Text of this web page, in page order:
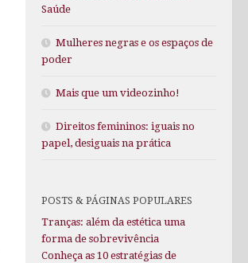
Saúde
Mulheres negras e os espaços de
poder
Mais que um videozinho!
Direitos femininos: iguais no
papel, desiguais na prática
POSTS & PÁGINAS POPULARES
Tranças: além da estética uma
forma de sobrevivência
Conheça as 10 estratégias de